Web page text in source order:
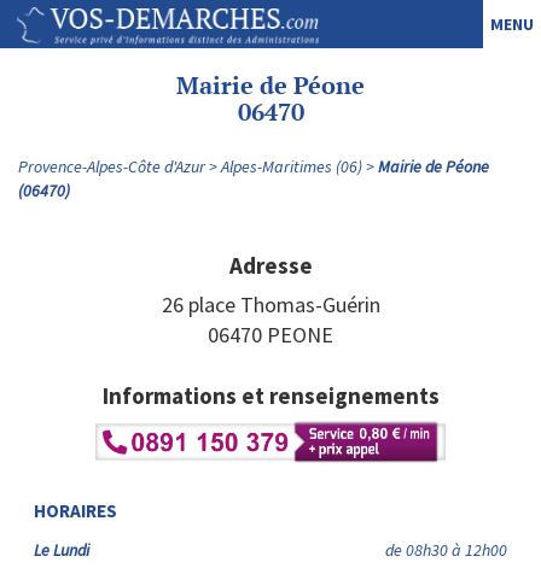
MENU
Mairie de Péone
06470
Provence-Alpes-Côte d'Azur Alpes-Maritimes (06)
Mairie de Péone
(06470)
Adresse
26 place Thomas-Guérin
06470 PEONE
Informations et renseignements
HORAIRES
Le Lundi
de 08h30 à 12h00